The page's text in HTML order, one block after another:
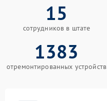
15
сотрудников в штате
1383
отремонтированных устройств